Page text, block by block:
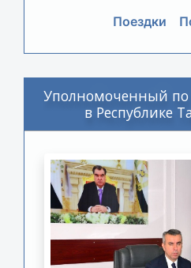
Поездки
Уполномоченный по
в Республике